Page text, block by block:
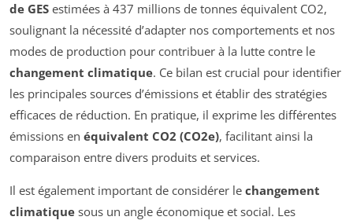
de GES estimées à 437 millions de tonnes équivalent CO2,
soulignant la nécessité d’adapter nos comportements et nos
modes de production pour contribuer à la lutte contre le
changement climatique. Ce bilan est crucial pour identifier
les principales sources d’émissions et établir des stratégies
efficaces de réduction. En pratique, il exprime les différentes
émissions en équivalent CO2 (CO2e), facilitant ainsi la
comparaison entre divers produits et services.
Il est également important de considérer le changement
climatique sous un angle économique et social. Les